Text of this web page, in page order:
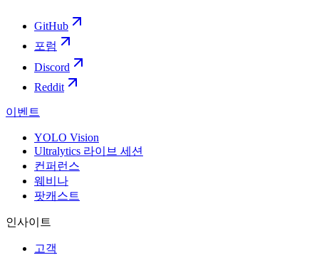
GitHub
포럼
Discord
Reddit
이벤트
YOLO Vision
Ultralytics 라이브 세션
컨퍼런스
웨비나
팟캐스트
인사이트
고객